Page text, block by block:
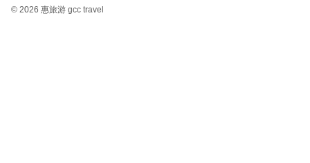
© 2026 惠旅游 gcc travel